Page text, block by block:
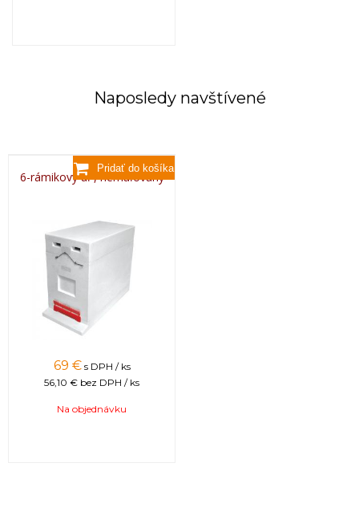
Naposledy navštívené
6-rámikový úľ , nemaľovaný
69 € s DPH / ks
56,10 € bez DPH / ks
Na objednávku